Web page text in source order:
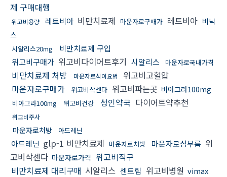
제 구매대행
위고비용량 레트비아 비만치료제 마운자로구매가 레트비아 비닉
스
시알리스20mg
비만치료제 구입
위고비구매가 위고비다이어트후기 시알리스 마운자로국내가격
비만치료제 처방 마운자로식이요법
위고비고혈압
마운자로구매가
위고비삭센다 위고비파는곳 비아그라100mg
비아그라100mg 위고비건강 성인약국 다이어트약추천
위고비주사
마운자로처방 아드레닌
아드레닌 glp-1 비만치료제 마운자로처방 마운자로심부름 위
고비삭센다 마운자로가격 위고비직구
비만치료제 대리구매 시알리스 센트립 위고비병원 vimax